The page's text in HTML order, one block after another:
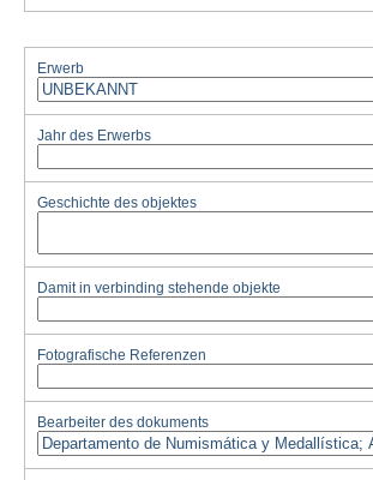
Erwerb
Jahr des Erwerbs
Geschichte des objektes
Damit in verbinding stehende objekte
Fotografische Referenzen
Bearbeiter des dokuments